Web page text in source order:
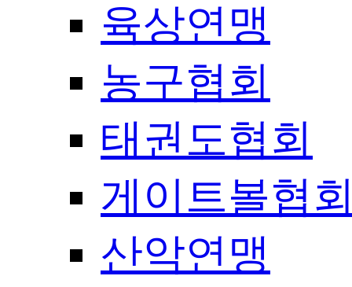
육상연맹
농구협회
태권도협회
게이트볼협
산악연맹